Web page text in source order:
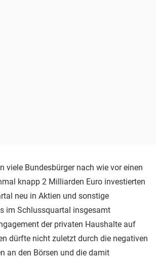
viele Bundesbürger nach wie vor einen
knapp 2 Milliarden Euro investierten
neu in Aktien und sonstige
im Schlussquartal insgesamt
der privaten Haushalte auf
dürfte nicht zuletzt durch die negativen
an den Börsen und die damit